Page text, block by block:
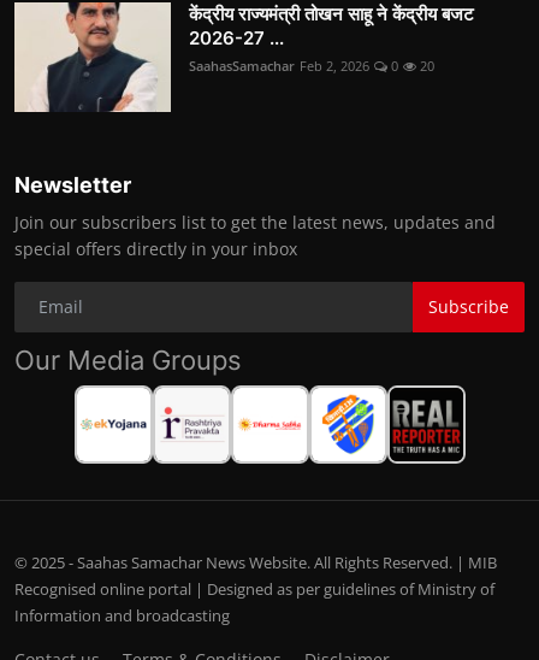
केंद्रीय राज्यमंत्री तोखन साहू ने केंद्रीय बजट
2026-27 ...
SaahasSamachar Feb 2, 2026 0 20
Newsletter
Join our subscribers list to get the latest news, updates and
special offers directly in your inbox
Subscribe
Our Media Groups
© 2025 - Saahas Samachar News Website. All Rights Reserved. | MIB
Recognised online portal | Designed as per guidelines of Ministry of
Information and broadcasting